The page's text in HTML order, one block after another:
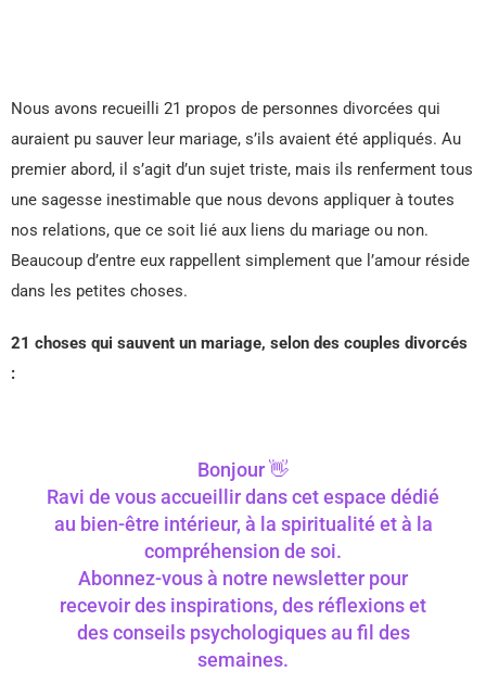
Nous avons recueilli 21 propos de personnes divorcées qui
auraient pu sauver leur mariage, s’ils avaient été appliqués. Au
premier abord, il s’agit d’un sujet triste, mais ils renferment tous
une sagesse inestimable que nous devons appliquer à toutes
nos relations, que ce soit lié aux liens du mariage ou non.
Beaucoup d’entre eux rappellent simplement que l’amour réside
dans les petites choses.
21 choses qui sauvent un mariage, selon des couples divorcés
:
Bonjour 👋
Ravi de vous accueillir dans cet espace dédié
au bien-être intérieur, à la spiritualité et à la
compréhension de soi.
Abonnez-vous à notre newsletter pour
recevoir des inspirations, des réflexions et
des conseils psychologiques au fil des
semaines.